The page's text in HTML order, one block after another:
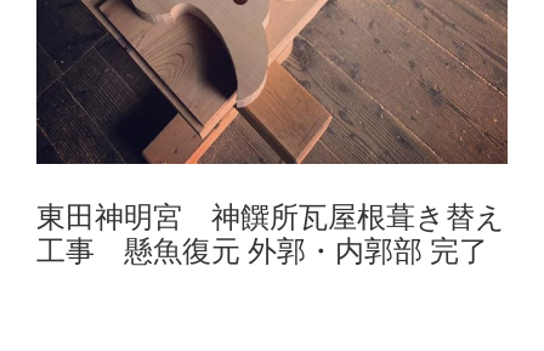
東田神明宮 神饌所瓦屋根葺き替え
工事 懸魚復元 外郭・内郭部 完了